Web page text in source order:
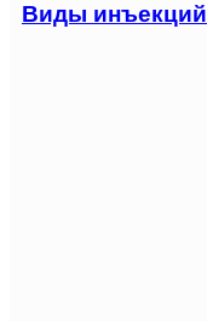
Виды инъекций